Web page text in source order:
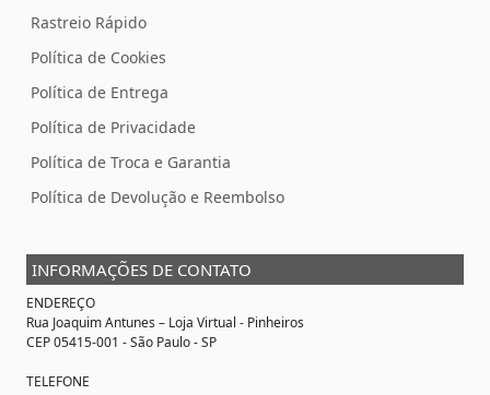
Rastreio Rápido
Política de Cookies
Política de Entrega
Política de Privacidade
Política de Troca e Garantia
Política de Devolução e Reembolso
INFORMAÇÕES DE CONTATO
ENDEREÇO
Rua Joaquim Antunes – Loja Virtual - Pinheiros
CEP 05415-001 - São Paulo - SP
TELEFONE